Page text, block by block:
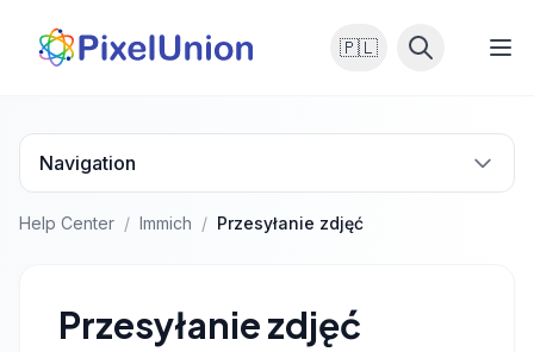
🇵🇱
Navigation
Help Center / Immich / Przesyłanie zdjęć
Przesyłanie zdjęć